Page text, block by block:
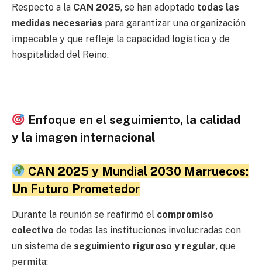
Respecto a la CAN 2025, se han adoptado todas las
medidas necesarias para garantizar una organización
impecable y que refleje la capacidad logística y de
hospitalidad del Reino.
Enfoque en el seguimiento, la calidad
y la imagen internacional
CAN 2025 y Mundial 2030 Marruecos:
Un Futuro Prometedor
Durante la reunión se reafirmó el compromiso
colectivo de todas las instituciones involucradas con
un sistema de seguimiento riguroso y regular, que
permita: